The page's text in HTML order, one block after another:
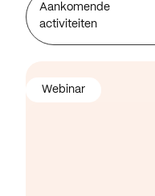
Aankomende
activiteiten
Webinar